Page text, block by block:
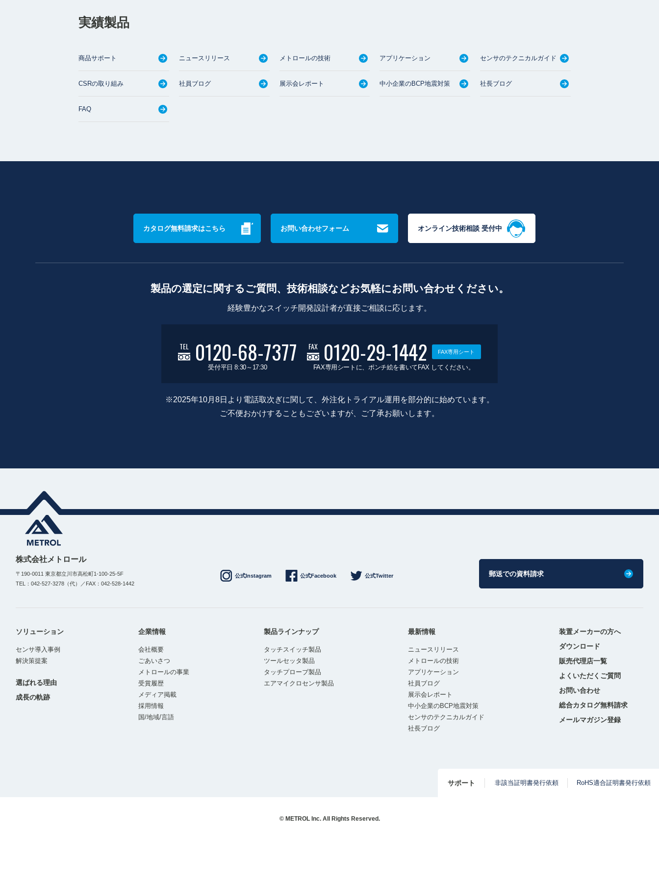
実績製品
商品サポート ニュースリリース メトロールの技術 アプリケーション センサのテクニカルガイド
CSRの取り組み 社員ブログ 展示会レポート 中小企業のBCP地震対策 社長ブログ
FAQ
カタログ無料請求はこちら お問い合わせフォーム オンライン技術相談 受付中
製品の選定に関するご質問、技術相談などお気軽にお問い合わせください。
経験豊かなスイッチ開発設計者が直接ご相談に応じます。
TEL 0120-68-7377
受付平日 8:30～17:30
FAX 0120-29-1442 FAX専用シート
FAX専用シートに、ポンチ絵を書いてFAX してください。
※2025年10月8日より電話取次ぎに関して、外注化トライアル運用を部分的に始めています。
ご不便おかけすることもございますが、ご了承お願いします。
株式会社メトロール
〒190-0011 東京都立川市高松町1-100-25-5F
TEL：042-527-3278（代）／FAX：042-528-1442
公式Instagram 公式Facebook 公式Twitter 郵送での資料請求
ソリューション
センサ導入事例
解決策提案
選ばれる理由
成長の軌跡
企業情報
会社概要
ごあいさつ
メトロールの事業
受賞履歴
メディア掲載
採用情報
国/地域/言語
製品ラインナップ
タッチスイッチ製品
ツールセッタ製品
タッチプローブ製品
エアマイクロセンサ製品
最新情報
ニュースリリース
メトロールの技術
アプリケーション
社員ブログ
展示会レポート
中小企業のBCP地震対策
センサのテクニカルガイド
社長ブログ
装置メーカーの方へ
ダウンロード
販売代理店一覧
よくいただくご質問
お問い合わせ
総合カタログ無料請求
メールマガジン登録
サポート 非該当証明書発行依頼 RoHS適合証明書発行依頼
© METROL Inc. All Rights Reserved.